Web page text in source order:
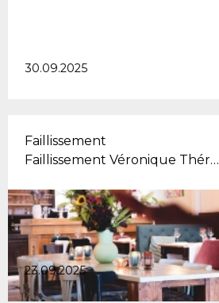
30.09.2025
Faillissement
Faillissement Véronique Thér…
23.09.2025